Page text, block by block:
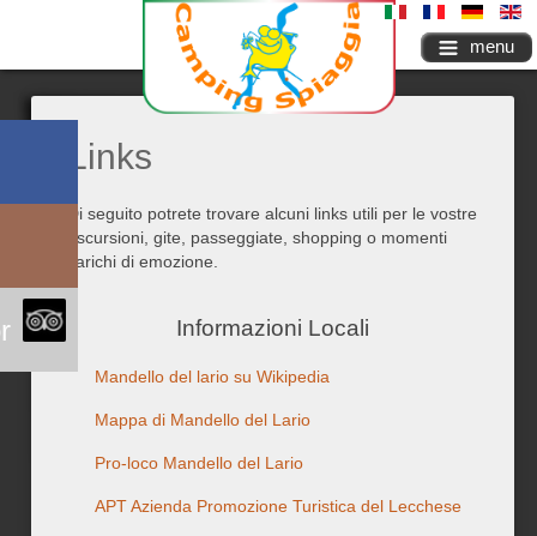
menu
Links
Di seguito potrete trovare alcuni links utili per le vostre
escursioni, gite, passeggiate, shopping o momenti
carichi di emozione.
Informazioni Locali
Mandello del lario su Wikipedia
Mappa di Mandello del Lario
Pro-loco Mandello del Lario
APT Azienda Promozione Turistica del Lecchese